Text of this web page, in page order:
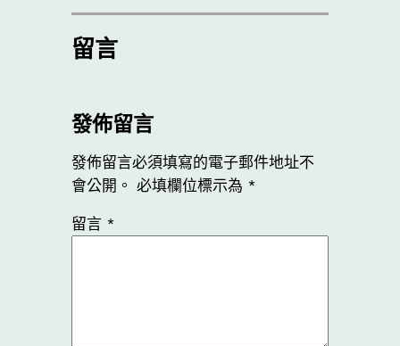
留言
發佈留言
發佈留言必須填寫的電子郵件地址不
會公開。 必填欄位標示為 *
留言 *